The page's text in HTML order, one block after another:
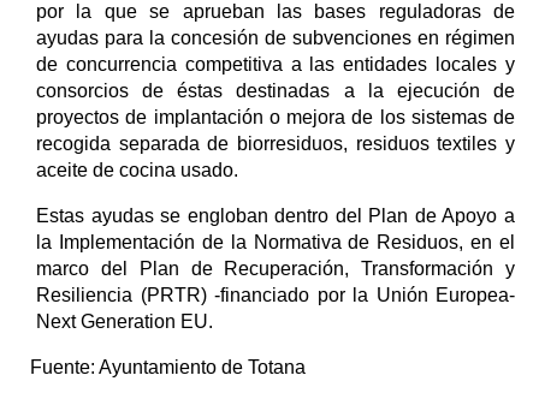
por la que se aprueban las bases reguladoras de
ayudas para la concesión de subvenciones en régimen
de concurrencia competitiva a las entidades locales y
consorcios de éstas destinadas a la ejecución de
proyectos de implantación o mejora de los sistemas de
recogida separada de biorresiduos, residuos textiles y
aceite de cocina usado.
Estas ayudas se engloban dentro del Plan de Apoyo a
la Implementación de la Normativa de Residuos, en el
marco del Plan de Recuperación, Transformación y
Resiliencia (PRTR) -financiado por la Unión Europea-
Next Generation EU.
Fuente: Ayuntamiento de Totana